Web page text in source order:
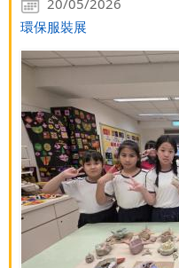
20/05/2026
環保服裝展